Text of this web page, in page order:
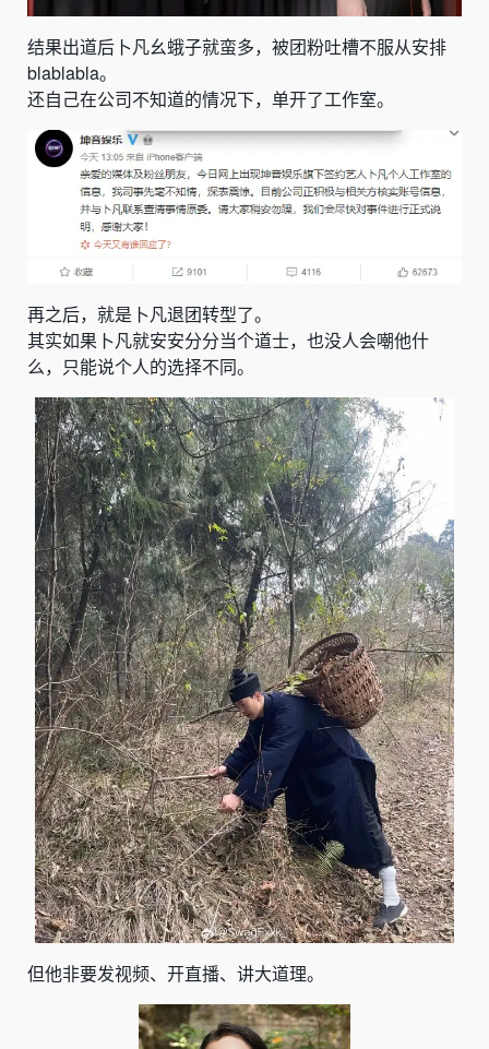
结果出道后卜凡幺蛾子就蛮多，被团粉吐槽不服从安排
blablabla。
还自己在公司不知道的情况下，单开了工作室。
再之后，就是卜凡退团转型了。
其实如果卜凡就安安分分当个道士，也没人会嘲他什
么，只能说个人的选择不同。
但他非要发视频、开直播、讲大道理。